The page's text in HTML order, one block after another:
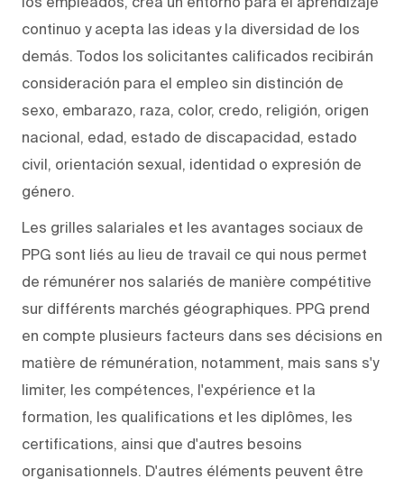
continuo y acepta las ideas y la diversidad de los
demás. Todos los solicitantes calificados recibirán
consideración para el empleo sin distinción de
sexo, embarazo, raza, color, credo, religión, origen
nacional, edad, estado de discapacidad, estado
civil, orientación sexual, identidad o expresión de
género.
Les grilles salariales et les avantages sociaux de
PPG sont liés au lieu de travail ce qui nous permet
de rémunérer nos salariés de manière compétitive
sur différents marchés géographiques. PPG prend
en compte plusieurs facteurs dans ses décisions en
matière de rémunération, notamment, mais sans s'y
limiter, les compétences, l'expérience et la
formation, les qualifications et les diplômes, les
certifications, ainsi que d'autres besoins
organisationnels. D'autres éléments peuvent être